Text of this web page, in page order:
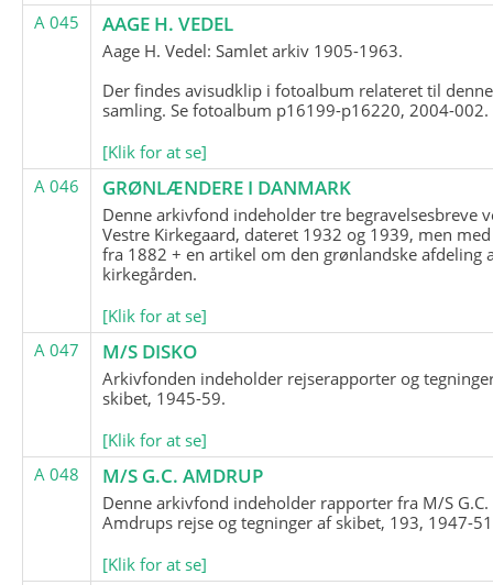
A 045
AAGE H. VEDEL
Aage H. Vedel: Samlet arkiv 1905-1963.
Der findes avisudklip i fotoalbum relateret til denne
samling. Se fotoalbum p16199-p16220, 2004-002.
[Klik for at se]
A 046
GRØNLÆNDERE I DANMARK
Denne arkivfond indeholder tre begravelsesbreve
Vestre Kirkegaard, dateret 1932 og 1939, men
fra 1882 + en artikel om den grønlandske afdeling
kirkegården.
[Klik for at se]
A 047
M/S DISKO
Arkivfonden indeholder rejserapporter og
skibet, 1945-59.
[Klik for at se]
A 048
M/S G.C. AMDRUP
Denne arkivfond indeholder rapporter fra M/S G.C.
Amdrups rejse og tegninger af skibet, 193, 1947-
[Klik for at se]